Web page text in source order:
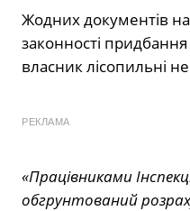
Жодних документів
законності
власник лісопильні
РЕКЛАМА
«Працівниками
обгрунтований